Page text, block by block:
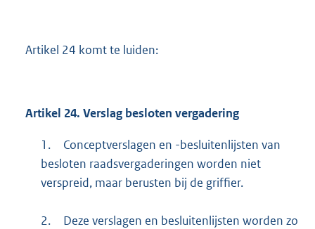
Artikel 24 komt te luiden:
Artikel 24. Verslag besloten vergadering
1.
Conceptverslagen en -besluitenlijsten van
besloten raadsvergaderingen worden niet
verspreid, maar berusten bij de griffier.
2.
Deze verslagen en besluitenlijsten worden zo